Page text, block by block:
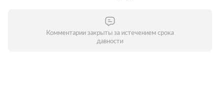
Комментарии закрыты за истечением срока
давности